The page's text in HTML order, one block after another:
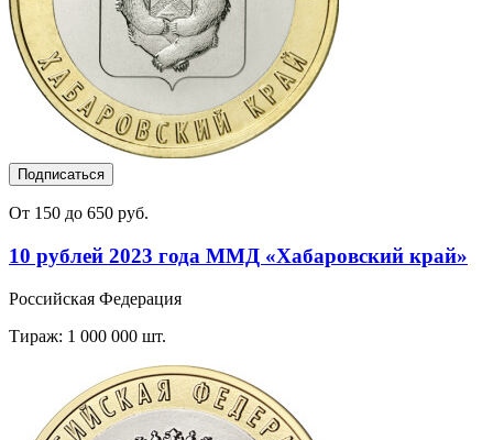
Подписаться
От 150 до 650 руб.
10 рублей 2023 года ММД «Хабаровский край»
Российская Федерация
Тираж: 1 000 000 шт.